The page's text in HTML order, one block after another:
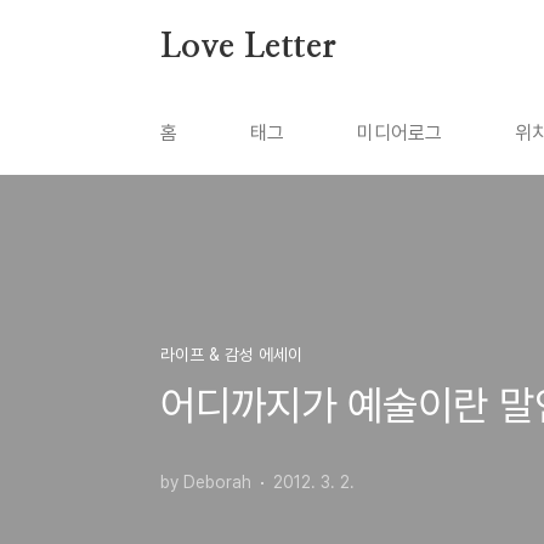
Love Letter
홈 태그 미디어로그 위
라이프 & 감성 에세이
어디까지가 예술이란 말
by Deborah 2012. 3. 2.